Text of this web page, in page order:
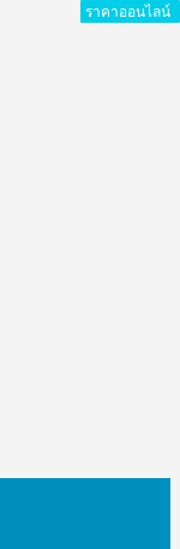
ราคาออนไลน์
ราคาออนไลน์
ราคาออนไลน์
ราคาออนไลน์
ราคาออนไลน์
ราคาออนไลน์
ราคาออนไลน์
ราคาออนไลน์
ราคาออนไลน์
ราคาออนไลน์
ราคาออนไลน์
ราคาออนไลน์
ราคาออนไลน์